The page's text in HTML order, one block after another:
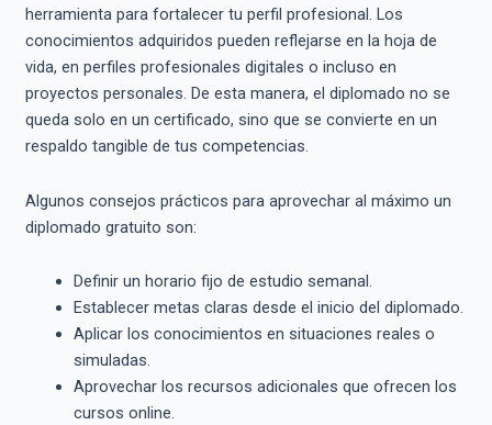
herramienta para fortalecer tu perfil profesional. Los
conocimientos adquiridos pueden reflejarse en la hoja de
vida, en perfiles profesionales digitales o incluso en
proyectos personales. De esta manera, el diplomado no se
queda solo en un certificado, sino que se convierte en un
respaldo tangible de tus competencias.
Algunos consejos prácticos para aprovechar al máximo un
diplomado gratuito son:
Definir un horario fijo de estudio semanal.
Establecer metas claras desde el inicio del diplomado.
Aplicar los conocimientos en situaciones reales o
simuladas.
Aprovechar los recursos adicionales que ofrecen los
cursos online.